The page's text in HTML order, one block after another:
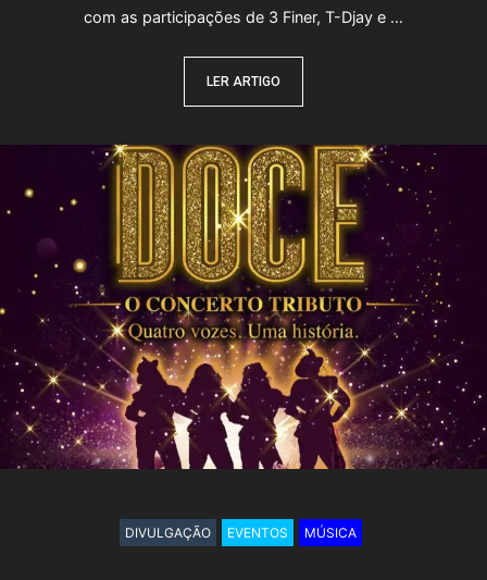
com as participações de 3 Finer, T-Djay e …
LER ARTIGO
DIVULGAÇÃO EVENTOS MÚSICA